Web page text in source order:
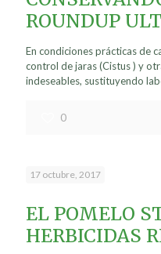
ROUNDUP
En condiciones prácticas de
control de jaras (Cistus ) y
indeseables, sustituyendo
0
17 octubre, 2017
EL POMELO
HERBICIDAS